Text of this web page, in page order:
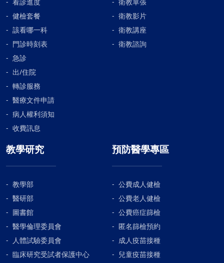
健檢套餐
該看哪一科
門診時刻表
急診
出/住院
轉診服務
醫療文件申請
病人權利須知
收費訊息
衛教影片
衛教講座
衛教諮詢
教學研究
教學部
醫研部
圖書館
醫學倫理委員會
人體試驗委員會
臨床研究受試者保護中心
預防醫學專區
公費成人健檢
公費老人健檢
公費癌症篩檢
匿名篩檢預約
成人疫苗接種
兒童疫苗接種